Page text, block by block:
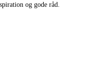
og gode råd.